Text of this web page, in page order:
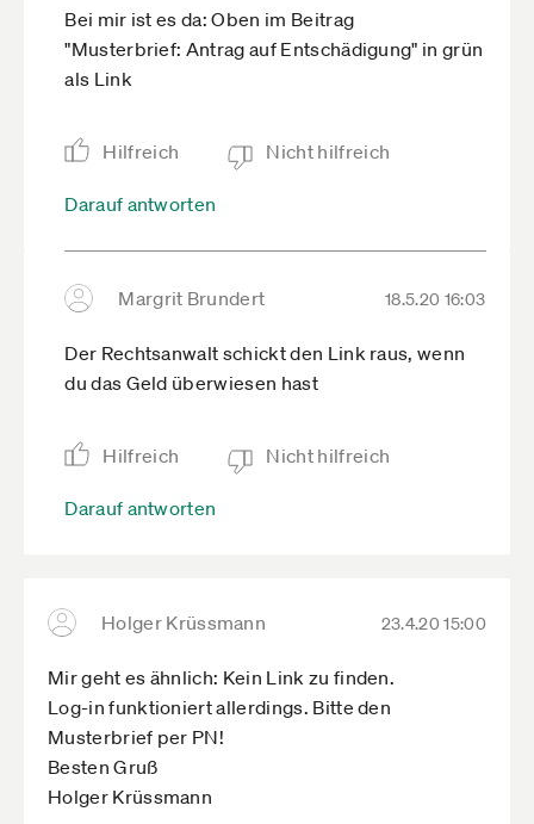
Bei mir ist es da: Oben im Beitrag
"Musterbrief: Antrag auf Entschädigung" in grün
als Link
Hilfreich Nicht hilfreich
Darauf antworten
Margrit Brundert 18.5.20 16:03
Der Rechtsanwalt schickt den Link raus, wenn
du das Geld überwiesen hast
Hilfreich Nicht hilfreich
Darauf antworten
Holger Krüssmann 23.4.20 15:00
Mir geht es ähnlich: Kein Link zu finden.
Log-in funktioniert allerdings. Bitte den
Musterbrief per PN!
Besten Gruß
Holger Krüssmann